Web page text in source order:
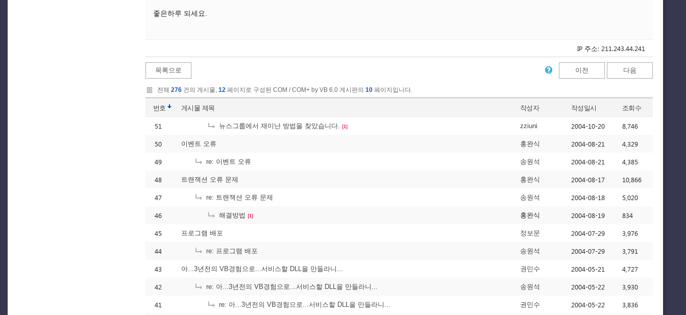
좋은하루 되세요.
IP 주소: 211.243.44.241
목록으로 이전 다음
전체 276 건의 게시물, 12 페이지로 구성된 COM / COM+ by VB 6.0 게시판의 10 페이지입니다.
번호 게시물 제목 작성자 작성일시 조회수
51 뉴스그룹에서 재미난 방법을 찾았습니다. [1] zziuni 2004-10-20 8,746
50 이벤트 오류 홍완식 2004-08-21 4,329
49 re: 이벤트 오류 송원석 2004-08-21 4,385
48 트랜잭션 오류 문제 홍완식 2004-08-17 10,866
47 re: 트랜잭션 오류 문제 송원석 2004-08-18 5,020
46 해결방법 [1] 홍완식 2004-08-19 834
45 프로그램 배포 정보문 2004-07-29 3,976
44 re: 프로그램 배포 송원석 2004-07-29 3,791
43 아...3년전의 VB경험으로...서비스할 DLL을 만들라니... 권민수 2004-05-21 4,727
42 re: 아...3년전의 VB경험으로...서비스할 DLL을 만들라니... 송원석 2004-05-22 3,930
41 re: 아...3년전의 VB경험으로...서비스할 DLL을 만들라니... 권민수 2004-05-22 3,836